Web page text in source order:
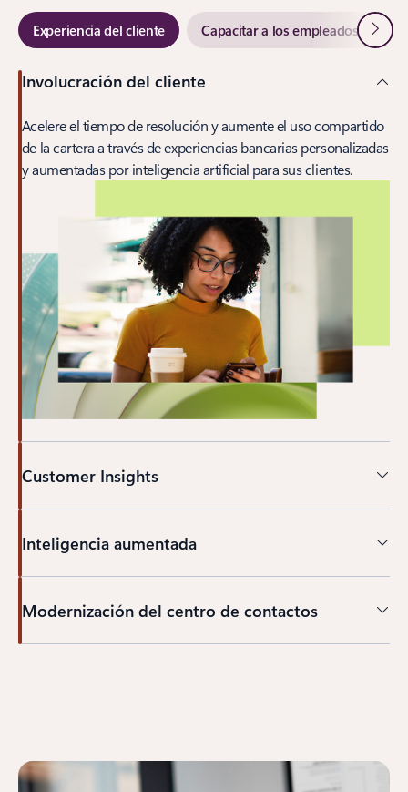
Experiencia del cliente Capacitar a los empleados
Involucración del cliente
Acelere el tiempo de resolución y aumente el uso compartido
de la cartera a través de experiencias bancarias personalizadas
y aumentadas por inteligencia artificial para sus clientes.
Customer Insights
Inteligencia aumentada
Modernización del centro de contactos